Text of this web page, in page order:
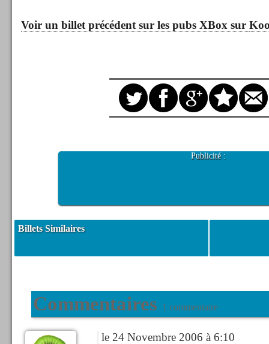
Voir un billet précédent sur les pubs XBox sur
Publicité :
Billets Similaires
Commentaires 1 commentaire
le 24 Novembre 2006 à 6:10